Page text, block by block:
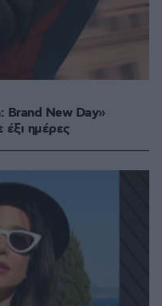
Brand New Day»
έξι ημέρες